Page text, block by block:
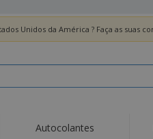
Unidos da América ? Faça as suas
Autocolantes